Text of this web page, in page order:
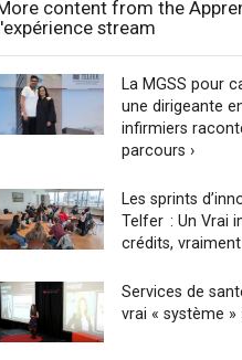
content from the
stream
La MGSS pour
une dirigeante
infirmiers
parcours ›
Les sprints
Telfer : Un Vrai
crédits, vraiment
Services de
vrai « système »